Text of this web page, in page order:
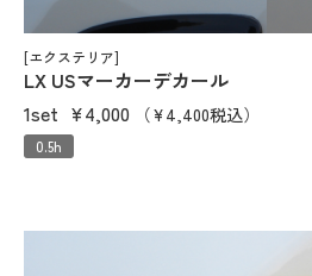
[エクステリア]
LX USマーカーデカール
1set ¥4,000 （¥4,400税込）
0.5h